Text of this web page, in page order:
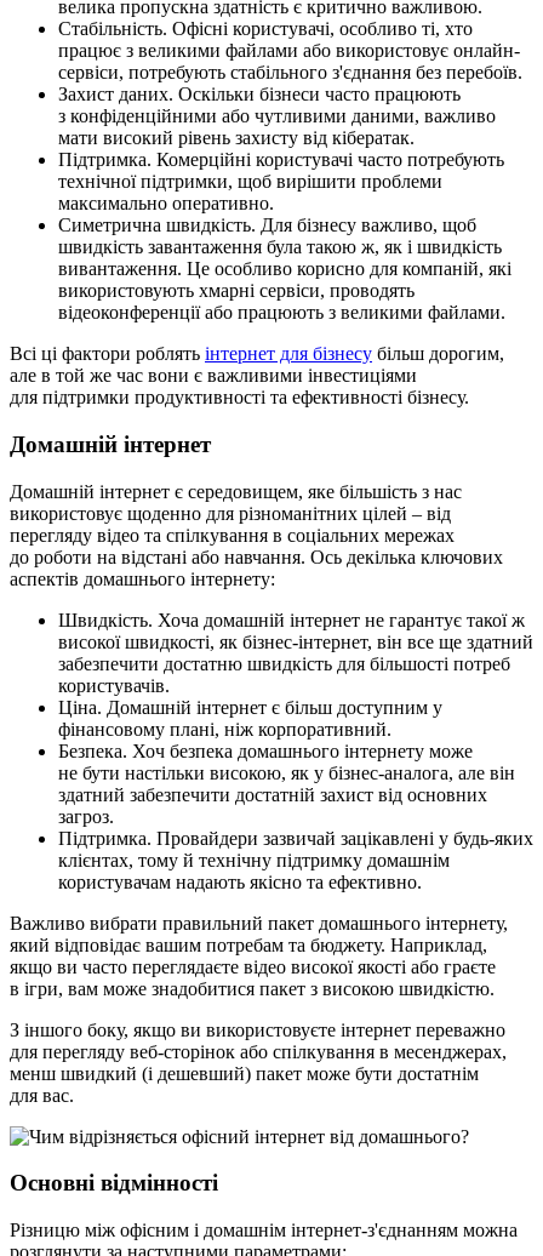
велика пропускна здатність є критично важливою.
Стабільність. Офісні користувачі, особливо ті, хто
працює з великими файлами або використовує онлайн-
сервіси, потребують стабільного з'єднання без перебоїв.
Захист даних. Оскільки бізнеси часто працюють
з конфіденційними або чутливими даними, важливо
мати високий рівень захисту від кібератак.
Підтримка. Комерційні користувачі часто потребують
технічної підтримки, щоб вирішити проблеми
максимально оперативно.
Симетрична швидкість. Для бізнесу важливо, щоб
швидкість завантаження була такою ж, як і швидкість
вивантаження. Це особливо корисно для компаній, які
використовують хмарні сервіси, проводять
відеоконференції або працюють з великими файлами.
Всі ці фактори роблять інтернет для бізнесу більш дорогим,
але в той же час вони є важливими інвестиціями
для підтримки продуктивності та ефективності бізнесу.
Домашній інтернет
Домашній інтернет є середовищем, яке більшість з нас
використовує щоденно для різноманітних цілей – від
перегляду відео та спілкування в соціальних мережах
до роботи на відстані або навчання. Ось декілька ключових
аспектів домашнього інтернету:
Швидкість. Хоча домашній інтернет не гарантує такої ж
високої швидкості, як бізнес-інтернет, він все ще здатний
забезпечити достатню швидкість для більшості потреб
користувачів.
Ціна. Домашній інтернет є більш доступним у
фінансовому плані, ніж корпоративний.
Безпека. Хоч безпека домашнього інтернету може
не бути настільки високою, як у бізнес-аналога, але він
здатний забезпечити достатній захист від основних
загроз.
Підтримка. Провайдери зазвичай зацікавлені у будь-яких
клієнтах, тому й технічну підтримку домашнім
користувачам надають якісно та ефективно.
Важливо вибрати правильний пакет домашнього інтернету,
який відповідає вашим потребам та бюджету. Наприклад,
якщо ви часто переглядаєте відео високої якості або граєте
в ігри, вам може знадобитися пакет з високою швидкістю.
З іншого боку, якщо ви використовуєте інтернет переважно
для перегляду веб-сторінок або спілкування в месенджерах,
менш швидкий (і дешевший) пакет може бути достатнім
для вас.
Основні відмінності
Різницю між офісним і домашнім інтернет-з'єднанням можна
розглянути за наступними параметрами: